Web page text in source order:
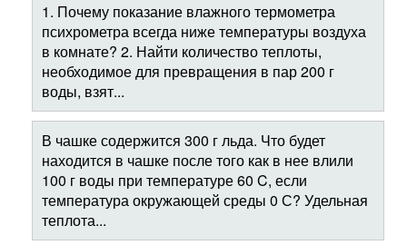
1. Почему показание влажного термометра
психрометра всегда ниже температуры воздуха
в комнате? 2. Найти количество теплоты,
необходимое для превращения в пар 200 г
воды, взят...
В чашке содержится 300 г льда. Что будет
находится в чашке после того как в нее влили
100 г воды при температуре 60 C, если
температура окружающей среды 0 С? Удельная
теплота...